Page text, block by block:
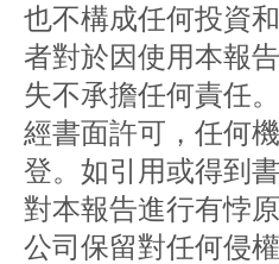
也不構成任何投資
者對於因使用本報
失不承擔任何責任
經書面許可，任何
登。如引用或得到
對本報告進行有悖
公司保留對任何侵